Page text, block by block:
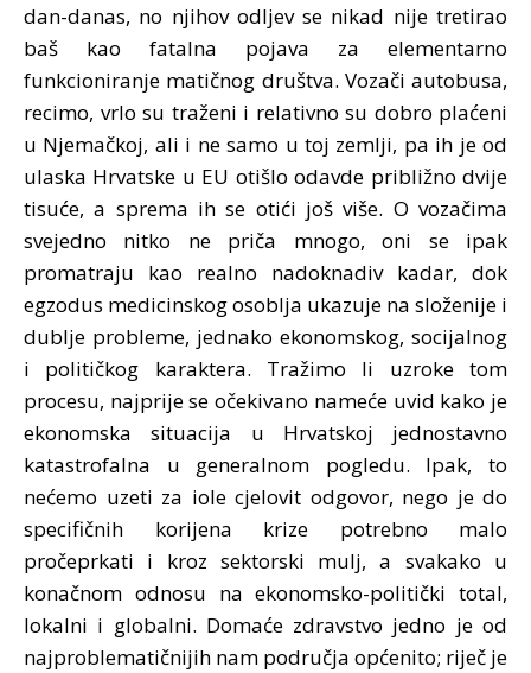
dan-danas, no njihov odljev se nikad nije tretirao
baš kao fatalna pojava za elementarno
funkcioniranje matičnog društva. Vozači autobusa,
recimo, vrlo su traženi i relativno su dobro plaćeni
u Njemačkoj, ali i ne samo u toj zemlji, pa ih je od
ulaska Hrvatske u EU otišlo odavde približno dvije
tisuće, a sprema ih se otići još više. O vozačima
svejedno nitko ne priča mnogo, oni se ipak
promatraju kao realno nadoknadiv kadar, dok
egzodus medicinskog osoblja ukazuje na složenije i
dublje probleme, jednako ekonomskog, socijalnog
i političkog karaktera. Tražimo li uzroke tom
procesu, najprije se očekivano nameće uvid kako je
ekonomska situacija u Hrvatskoj jednostavno
katastrofalna u generalnom pogledu. Ipak, to
nećemo uzeti za iole cjelovit odgovor, nego je do
specifičnih korijena krize potrebno malo
pročeprkati i kroz sektorski mulj, a svakako u
konačnom odnosu na ekonomsko-politički total,
lokalni i globalni. Domaće zdravstvo jedno je od
najproblematičnijih nam područja općenito; riječ je